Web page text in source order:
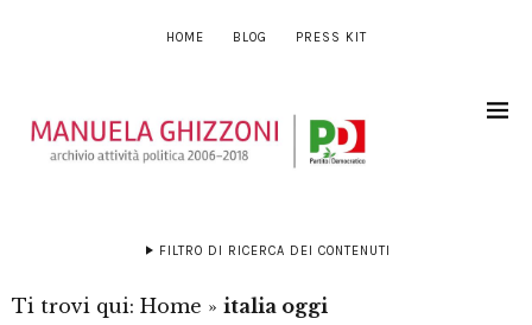
HOME BLOG PRESS KIT
FILTRO DI RICERCA DEI CONTENUTI
Ti trovi qui: Home » italia oggi